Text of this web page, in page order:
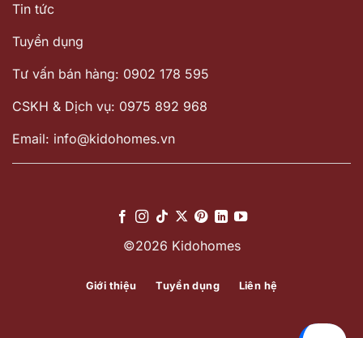
Tin tức
Tuyển dụng
Tư vấn bán hàng: 0902 178 595
CSKH & Dịch vụ: 0975 892 968
Email: info@kidohomes.vn
©2026 Kidohomes
Giới thiệu Tuyển dụng Liên hệ